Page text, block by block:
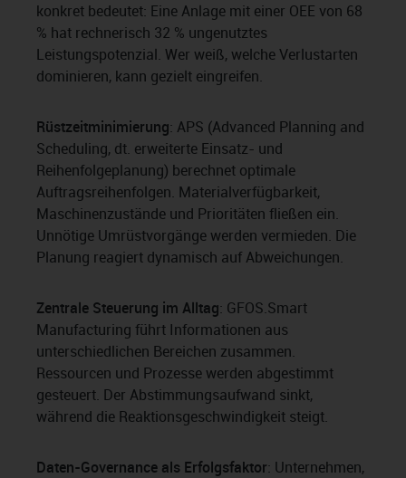
konkret bedeutet: Eine Anlage mit einer OEE von 68
% hat rechnerisch 32 % ungenutztes
Leistungspotenzial. Wer weiß, welche Verlustarten
dominieren, kann gezielt eingreifen.
Rüstzeitminimierung: APS (Advanced Planning and
Scheduling, dt. erweiterte Einsatz- und
Reihenfolgeplanung) berechnet optimale
Auftragsreihenfolgen. Materialverfügbarkeit,
Maschinenzustände und Prioritäten fließen ein.
Unnötige Umrüstvorgänge werden vermieden. Die
Planung reagiert dynamisch auf Abweichungen.
Zentrale Steuerung im Alltag: GFOS.Smart
Manufacturing führt Informationen aus
unterschiedlichen Bereichen zusammen.
Ressourcen und Prozesse werden abgestimmt
gesteuert. Der Abstimmungsaufwand sinkt,
während die Reaktionsgeschwindigkeit steigt.
Daten-Governance als Erfolgsfaktor: Unternehmen,